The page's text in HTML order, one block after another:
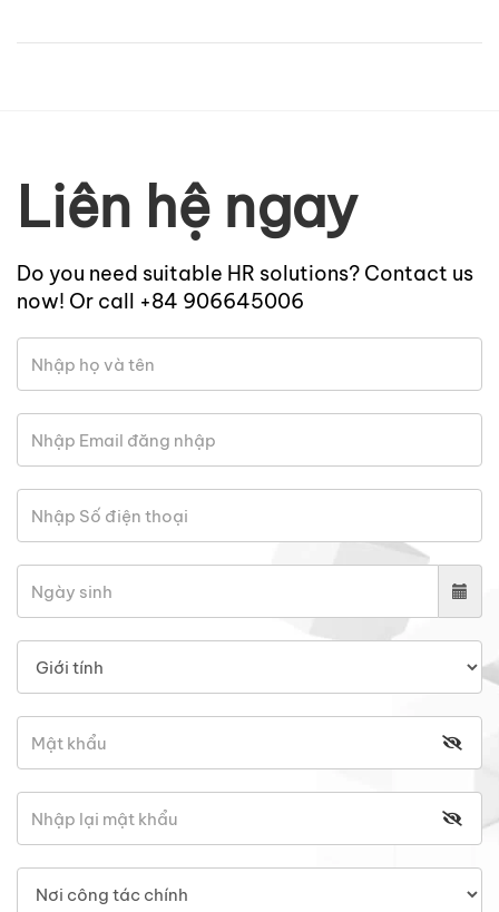
Liên hệ ngay
Do you need suitable HR solutions? Contact us
now! Or call +84 906645006